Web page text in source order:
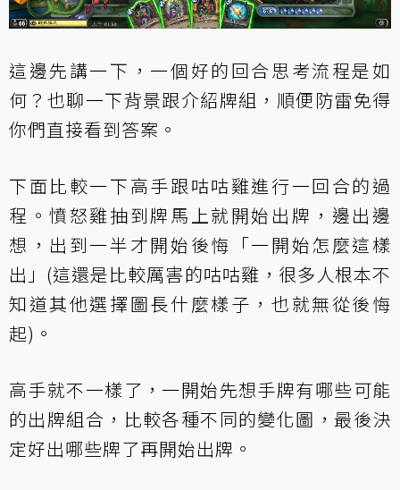
這邊先講一下，一個好的回合思考流程是如
何？也聊一下背景跟介紹牌組，順便防雷免得
你們直接看到答案。
下面比較一下高手跟咕咕雞進行一回合的過
程。憤怒雞抽到牌馬上就開始出牌，邊出邊
想，出到一半才開始後悔「一開始怎麼這樣
出」(這還是比較厲害的咕咕雞，很多人根本不
知道其他選擇圖長什麼樣子，也就無從後悔
起)。
高手就不一樣了，一開始先想手牌有哪些可能
的出牌組合，比較各種不同的變化圖，最後決
定好出哪些牌了再開始出牌。